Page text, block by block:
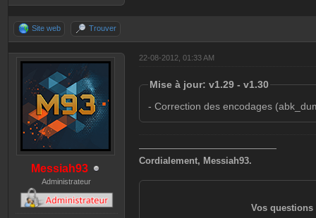
Site web Trouver
Messiah93
Administrateur
22-08-2012, 01:33 AM
Mise à jour: v1.29 - v1.30
- Correction des encodages
———————————————
Cordialement, Messiah93.
Vos questions